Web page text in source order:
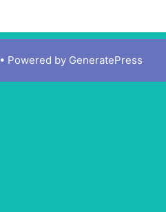
• Powered by GeneratePress